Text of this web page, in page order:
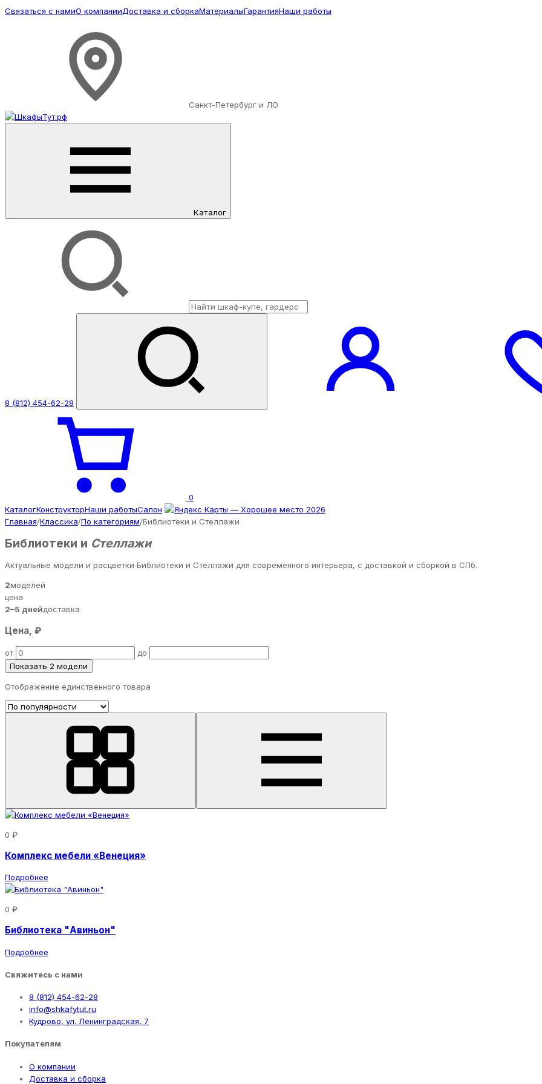
Связаться с намиО компанииДоставка и сборкаМатериалыГарантияНаши работы
Санкт-Петербург и ЛО
Каталог
8 (812) 454-62-28
0
КаталогКонструкторНаши работыСалон
Главная/Классика/По категориям/Библиотеки и Стеллажи
Библиотеки и Стеллажи
Актуальные модели и расцветки Библиотеки и Стеллажи для современного интерьера, с доставкой и сборкой в СПб.
2моделей
цена
2–5 днейдоставка
Цена, ₽
от
до
Показать 2 модели
Отображение единственного товара
0 ₽
Комплекс мебели «Венеция»
Подробнее
0 ₽
Библиотека "Авиньон"
Подробнее
Свяжитесь с нами
8 (812) 454-62-28
info@shkafytut.ru
Кудрово, ул. Ленинградская, 7
Покупателям
О компании
Доставка и сборка